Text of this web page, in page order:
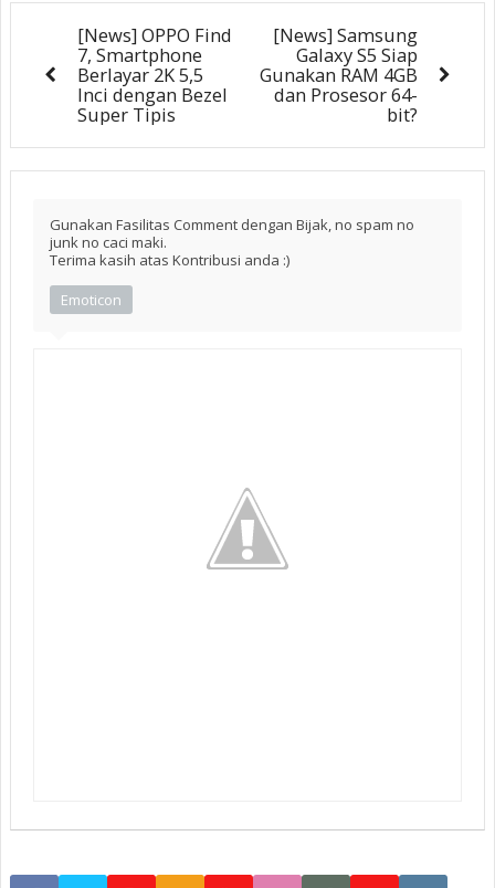
[News] OPPO Find
7, Smartphone
Berlayar 2K 5,5
Inci dengan Bezel
Super Tipis
[News] Samsung
Galaxy S5 Siap
Gunakan RAM 4GB
dan Prosesor 64-
bit?
Gunakan Fasilitas Comment dengan Bijak, no spam no
junk no caci maki.
Terima kasih atas Kontribusi anda :)
Emoticon